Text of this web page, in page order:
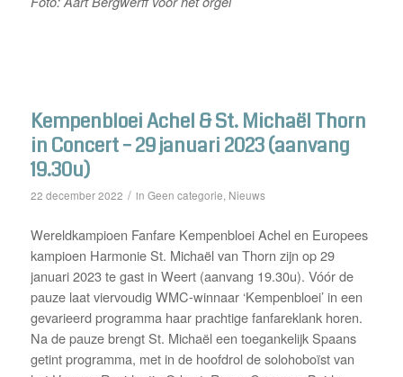
Kempenbloei Achel & St. Michaël Thorn
in Concert – 29 januari 2023 (aanvang
19.30u)
22 december 2022 / in Geen categorie, Nieuws
Wereldkampioen Fanfare Kempenbloei Achel en Europees
kampioen Harmonie St. Michaël van Thorn zijn op 29
januari 2023 te gast in Weert (aanvang 19.30u). Vóór de
pauze laat viervoudig WMC-winnaar ‘Kempenbloei’ in een
gevarieerd programma haar prachtige fanfareklank horen.
Na de pauze brengt St. Michaël een toegankelijk Spaans
getint programma, met in de hoofdrol de solohoboïst van